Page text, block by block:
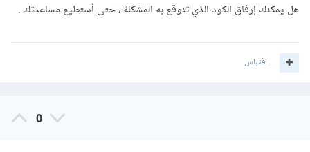
هل يمكنك إرفاق الكود الذي تتوقع به المشكلة ، حتى أستطيع مساعدتك .
اقتباس
0